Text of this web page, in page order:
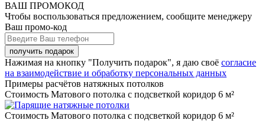
ВАШ ПРОМОКОД
Чтобы воспользоваться предложением, сообщите менеджеру
Ваш промо-код
Нажимая на кнопку "Получить подарок", я даю своё согласие
на взаимодействие и обработку персональных данных
Примеры расчётов натяжных потолков
Стоимость Матового потолка с подсветкой коридор 6 м²
Стоимость Матового потолка с подсветкой коридор 6 м²